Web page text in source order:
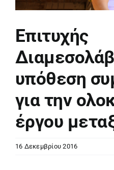
Επιτυχής
υπόθεση
για την
έργου
16 Δεκεμβρίου 2016